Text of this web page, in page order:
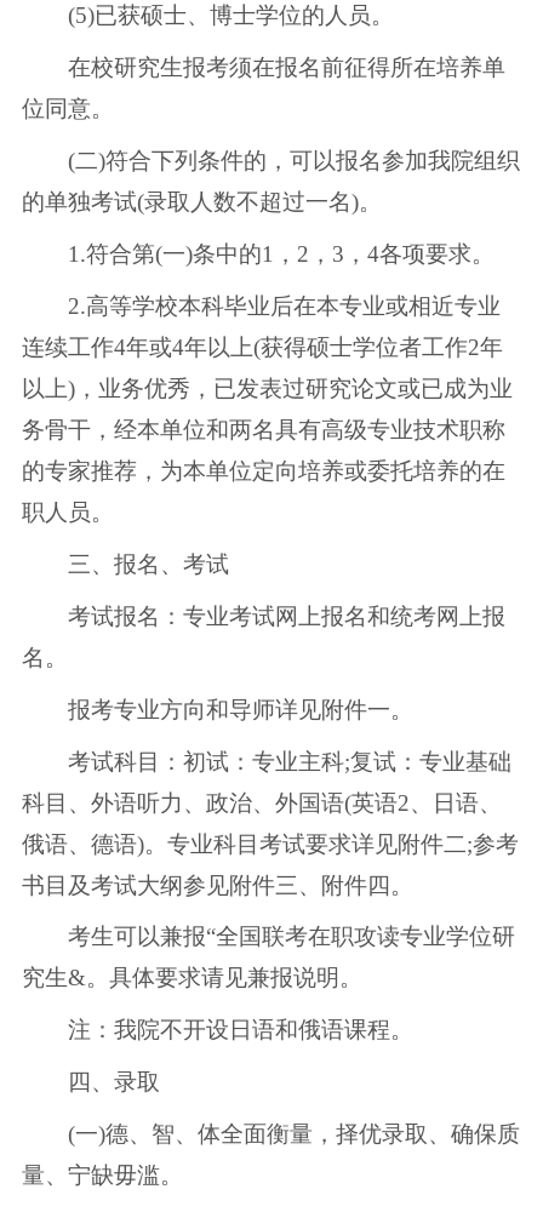
(5)已获硕士、博士学位的人员。
在校研究生报考须在报名前征得所在培养单
位同意。
(二)符合下列条件的，可以报名参加我院组织
的单独考试(录取人数不超过一名)。
1.符合第(一)条中的1，2，3，4各项要求。
2.高等学校本科毕业后在本专业或相近专业
连续工作4年或4年以上(获得硕士学位者工作2年
以上)，业务优秀，已发表过研究论文或已成为业
务骨干，经本单位和两名具有高级专业技术职称
的专家推荐，为本单位定向培养或委托培养的在
职人员。
三、报名、考试
考试报名：专业考试网上报名和统考网上报
名。
报考专业方向和导师详见附件一。
考试科目：初试：专业主科;复试：专业基础
科目、外语听力、政治、外国语(英语2、日语、
俄语、德语)。专业科目考试要求详见附件二;参考
书目及考试大纲参见附件三、附件四。
考生可以兼报“全国联考在职攻读专业学位研
究生&。具体要求请见兼报说明。
注：我院不开设日语和俄语课程。
四、录取
(一)德、智、体全面衡量，择优录取、确保质
量、宁缺毋滥。